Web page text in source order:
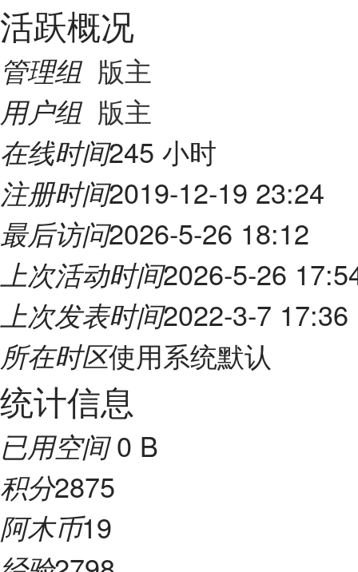
活跃概况
管理组 版主
用户组 版主
在线时间245 小时
注册时间2019-12-19 23:24
最后访问2026-5-26 18:12
上次活动时间2026-5-26
上次发表时间2022-3-7 17:36
所在时区使用系统默认
统计信息
已用空间0 B
积分2875
阿木币19